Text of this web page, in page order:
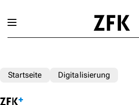
Startseite Digitalisierung